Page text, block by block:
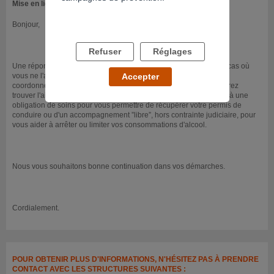
Mise en ligne le 13/11/2018
Bonjour,
Une réponse à votre question vous a déjà été adressée. Dans le cas où
vous ne l'auriez pas reçue, nous vous renvoyons ci-dessous les
coordonnées des centres d'addictologie dans lesquels vous pourrez
trouver l'aide nécessaire, qu'il s'agisse d'une prise en charge liée à une
obligation de soins pour vous permettre de récupérer votre permis de
conduire ou d'un accompagnement ”libre”, hors contrainte judiciaire, pour
vous aider à arrêter ou limiter vos consommations d'alcool.
Nous vous souhaitons bonne continuation dans vos démarches.
Cordialement.
POUR OBTENIR PLUS D'INFORMATIONS, N'HÉSITEZ PAS À PRENDRE
CONTACT AVEC LES STRUCTURES SUIVANTES :
Refuser Réglages
Accepter